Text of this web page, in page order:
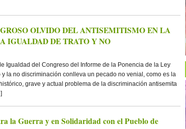
OLVIDO DEL ANTISEMITISMO EN LA
IGUALDAD DE TRATO Y NO
Igualdad del Congreso del Informe de la Ponencia de la Ley
la no discriminación conlleva un pecado no venial, como es la
grave y actual problema de la discriminación antisemita
la Guerra y en Solidaridad con el Pueblo de